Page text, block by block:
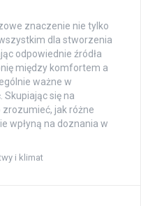
znaczenie nie tylko
dla stworzenia
odpowiednie źródła
między komfortem a
ważne w
się na
jak różne
wpłyną na doznania w
i klimat